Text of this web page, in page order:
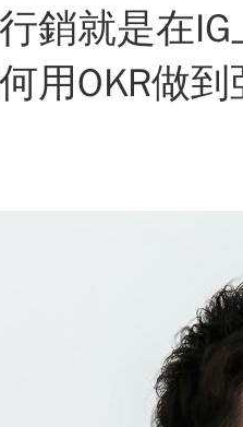
銷就是在IG
用OKR做